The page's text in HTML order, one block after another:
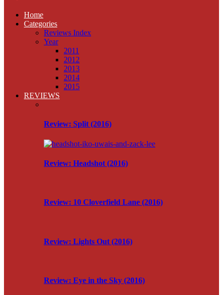
Home
Categories
Reviews Index
Year
2011
2012
2013
2014
2015
REVIEWS
Review: Split (2016)
Review: Headshot (2016)
Review: 10 Cloverfield Lane (2016)
Review: Lights Out (2016)
Review: Eye in the Sky (2016)